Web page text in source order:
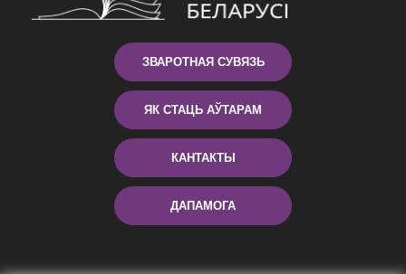
ЗВАРОТНАЯ СУВЯЗЬ
ЯК СТАЦЬ АЎТАРАМ
КАНТАКТЫ
ДАПАМОГА